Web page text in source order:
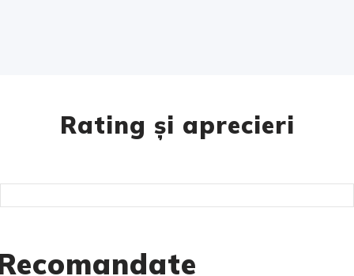
Rating și aprecieri